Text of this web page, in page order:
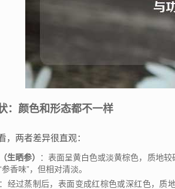
：颜色和形态都不一样
，两者差异很直观：
生晒参）
：表面呈黄白色或淡黄棕色，质地
参香味”，但相对清淡。
：经过蒸制后，表面变成红棕色或深红色，质